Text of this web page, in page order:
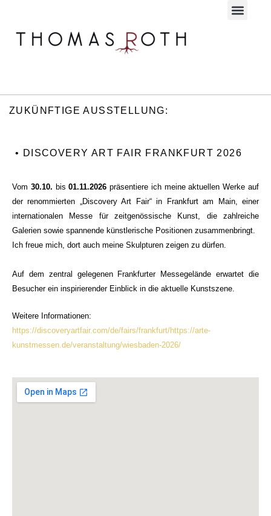
ZUKÜNFTIGE AUSSTELLUNG:
• DISCOVERY ART FAIR FRANKFURT 2026
Vom 30.10. bis01.11.2026 präsentiere ich meine aktuellen Werke auf
der renommierten „Discovery Art Fair“ in Frankfurt am Main, einer
internationalen Messe für zeitgenössische Kunst, die zahlreiche
Galerien sowie spannende künstlerische Positionen zusammenbringt.
Ich freue mich, dort auch meine Skulpturen zeigen zu dürfen.
Auf dem zentral gelegenen Frankfurter Messegelände erwartet die
Besucher ein inspirierender Einblick in die aktuelle Kunstszene.
Weitere Informationen:
https://discoveryartfair.com/de/fairs/frankfurt/https://arte-
kunstmessen.de/veranstaltung/wiesbaden-2026/